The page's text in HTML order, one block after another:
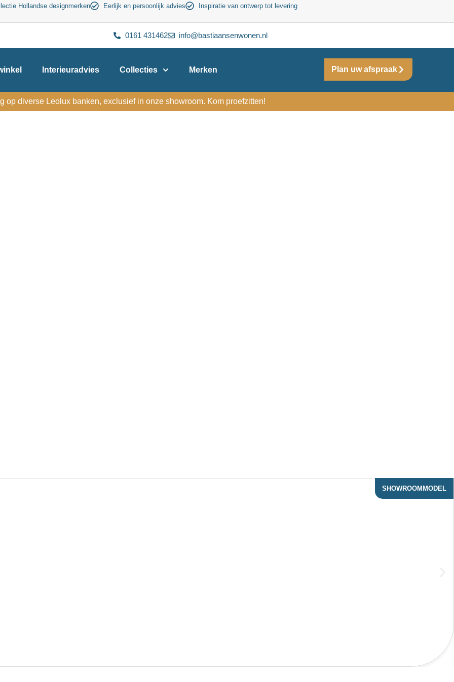
Hollandse designmerken Eerlijk en persoonlijk advies Inspiratie van ontwerp tot levering
0161 431462 info@bastiaansenwonen.nl
Interieuradvies Collecties Merken Plan uw afspraak
op diverse Leolux banken, exclusief in onze showroom. Kom proefzitten!
ACTIE
SHOWROOMMODEL